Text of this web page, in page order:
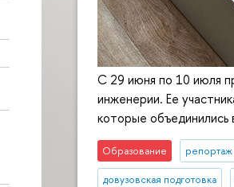
С 29 июня по 10 июля
инженерии. Ее
которые объединились
Образование
довузовская подготовка